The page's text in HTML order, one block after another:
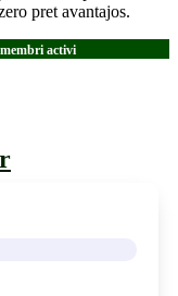
pret avantajos.
membri activi